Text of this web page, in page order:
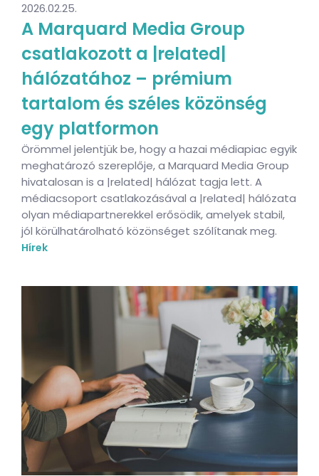
2026.02.25.
A Marquard Media Group
csatlakozott a |related|
hálózatához – prémium
tartalom és széles közönség
egy platformon
Örömmel jelentjük be, hogy a hazai médiapiac egyik
meghatározó szereplője, a Marquard Media Group
hivatalosan is a |related| hálózat tagja lett. A
médiacsoport csatlakozásával a |related| hálózata
olyan médiapartnerekkel erősödik, amelyek stabil,
jól körülhatárolható közönséget szólítanak meg.
Hírek